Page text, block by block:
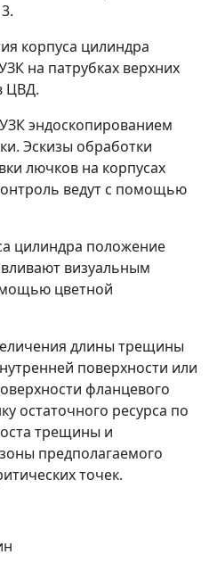
корпуса цилиндра
на патрубках верхних
ЦВД.
эндоскопированием
Эскизы обработки
лючков на корпусах
ведут с помощью
цилиндра положение
визуальным
цветной
длины трещины
поверхности или
фланцевого
остаточного ресурса по
трещины и
предполагаемого
точек.